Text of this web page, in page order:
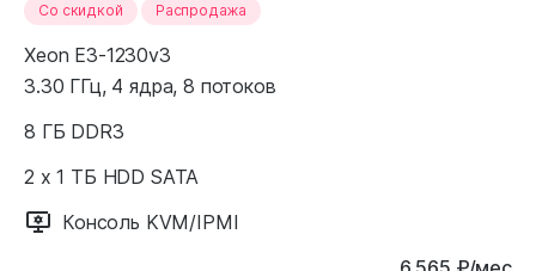
Cо скидкой Распродажа
Xeon E3-1230v3
3.30 ГГц, 4 ядра, 8 потоков
8 ГБ DDR3
2 x 1 ТБ HDD SATA
Консоль KVM/IPMI